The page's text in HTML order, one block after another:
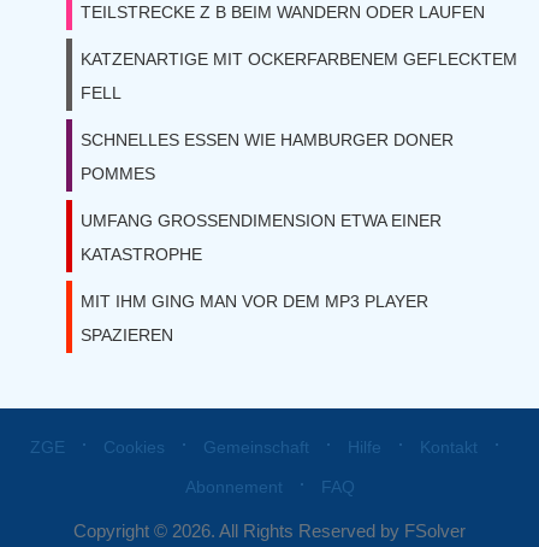
TEILSTRECKE Z B BEIM WANDERN ODER LAUFEN
KATZENARTIGE MIT OCKERFARBENEM GEFLECKTEM
FELL
SCHNELLES ESSEN WIE HAMBURGER DONER
POMMES
UMFANG GROSSENDIMENSION ETWA EINER
KATASTROPHE
MIT IHM GING MAN VOR DEM MP3 PLAYER
SPAZIEREN
ZGE ⋅ Cookies ⋅ Gemeinschaft ⋅ Hilfe ⋅ Kontakt ⋅
Abonnement ⋅ FAQ
Copyright © 2026. All Rights Reserved by FSolver